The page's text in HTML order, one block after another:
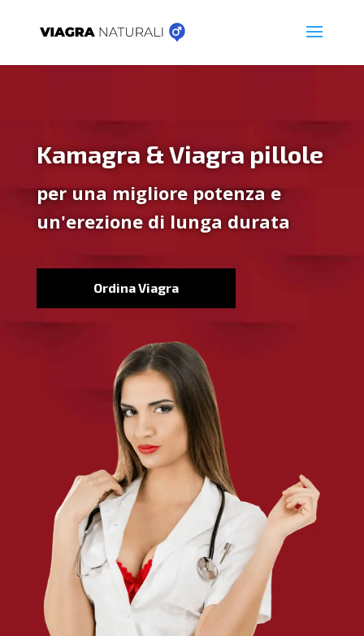
Kamagra & Viagra pillole
per una migliore potenza e
un'erezione di lunga durata
Ordina Viagra